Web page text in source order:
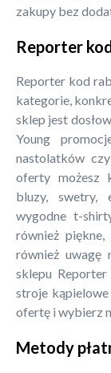
zakupy bez
Reporter
Reporter kod
kategorie,
sklep jest
Young
nastolatków
oferty możesz
bluzy, swetry,
wygodne t-
również
również uwagę
sklepu
stroje kąpielowe
ofertę i wybierz
Metody